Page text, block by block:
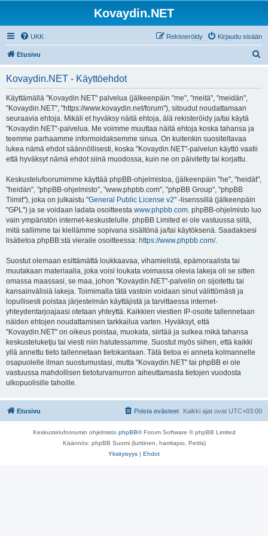
Kovaydin.NET
UKK Kirjaudu sisään
Rekisteröidy
Etusivu
Kovaydin.NET - Käyttöehdot
Käyttämällä "Kovaydin.NET" palvelua (jälkeenpäin "me", "meitä", "meidän",
"Kovaydin.NET", "https://www.kovaydin.net/forum"), sitoudut noudattamaan
seuraavia ehtoja. Mikäli et hyväksy näitä ehtoja, älä rekisteröidy ja/tai käytä
"Kovaydin.NET"-palvelua. Me voimme muuttaa näitä ehtoja koska tahansa ja
teemme parhaamme informoidaksemme sinua. On kuitenkin suositeltavaa
lukea nämä ehdot säännöllisesti, koska "Kovaydin.NET"-palvelun käyttö vaatii
että hyväksyt nämä ehdot siinä muodossa, kuin ne on päivitetty tai korjattu.
Keskustelufoorumimme käyttää phpBB-ohjelmistoa, (jälkeenpäin "he", "heidät",
"heidän", "phpBB-ohjelmisto", "www.phpbb.com", "phpBB Group", "phpBB
Tiimit"), joka on julkaistu "General Public License v2" -lisenssillä (jälkeenpäin
"GPL") ja se voidaan ladata osoitteesta www.phpbb.com. phpBB-ohjelmisto luo
vain ympäristön internet-keskustelulle. phpBB Limited ei ole vastuussa siitä,
mitä sallimme tai kiellämme sopivana sisältönä ja/tai käytöksenä. Saadaksesi
lisätietoa phpBB:stä vieraile osoitteessa: https://www.phpbb.com/.
Suostut olemaan esittämättä loukkaavaa, vihamielistä, epämoraalista tai
muutakaan materiaalia, joka voisi loukata voimassa olevia lakeja oli se sitten
omassa maassasi, se maa, johon "Kovaydin.NET"-palvelin on sijoitettu tai
kansainvälisiä lakeja. Toimimalla tätä vastoin voidaan sinut välittömästi ja
lopullisesti poistaa järjestelmän käyttäjistä ja tarvittaessa internet-
yhteydentarjoajaasi otetaan yhteyttä. Kaikkien viestien IP-osoite tallennetaan
näiden ehtojen noudattamisen tarkkailua varten. Hyväksyt, että
"Kovaydin.NET" on oikeus poistaa, muokata, siirtää ja sulkea mikä tahansa
keskusteluketju tai viesti niin halutessamme. Suostut myös siihen, että kaikki
yllä annettu tieto tallennetaan tietokantaan. Tätä tietoa ei anneta kolmannelle
osapuolelle ilman suostumustasi, mutta "Kovaydin.NET" tai phpBB ei ole
vastuussa mahdollisen tietoturvamurron aiheuttamasta tietojen vuodosta
ulkopuolisille tahoille.
Etusivu Kaikki ajat ovat UTC+03:00
Poista evästeet
Keskustelufoorumin ohjelmisto phpBB® Forum Software © phpBB Limited
Käännös: phpBB Suomi (lurttinen, harritapio, Pettis)
Yksityisyys | Ehdot